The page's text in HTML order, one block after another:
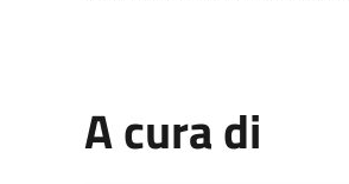
A cura di